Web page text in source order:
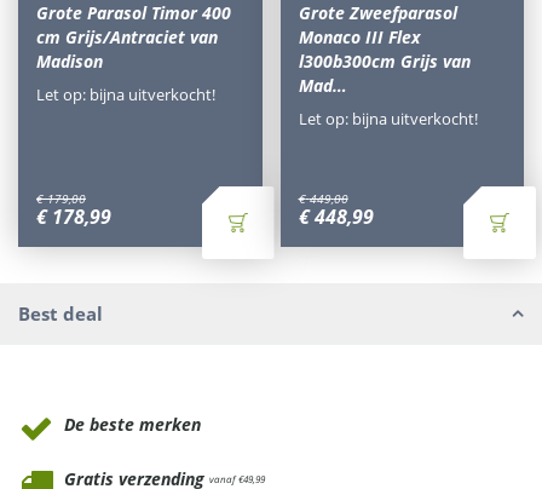
Grote Parasol Timor 400
cm Grijs/Antraciet van
Madison
€ 179,00
€ 178,99
Let op: bijna uitverkocht!
Grote Zweefparasol
Monaco III Flex
l300b300cm Grijs van
Mad…
€ 449,00
€ 448,99
Let op: bijna uitverkocht!
Best deal
De beste merken
Gratis verzending vanaf €49,99